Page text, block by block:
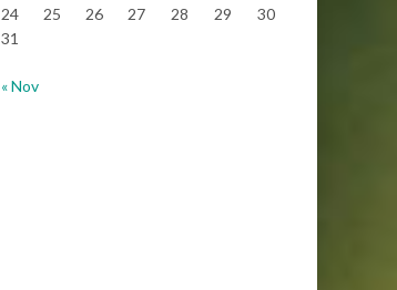
24
25 26 27 28 29
30
31
« Nov